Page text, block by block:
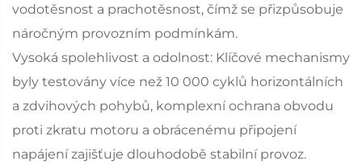
vodotěsnost a prachotěsnost, čímž se přizpůsobuje
náročným provozním podmínkám.
Vysoká spolehlivost a odolnost: Klíčové mechanismy
byly testovány více než 10 000 cyklů horizontálních
a zdvihových pohybů, komplexní ochrana obvodu
proti zkratu motoru a obrácenému připojení
napájení zajišťuje dlouhodobě stabilní provoz.